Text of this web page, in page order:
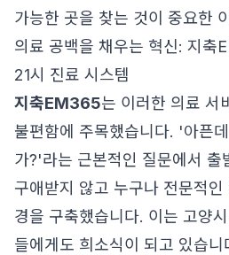
가능한 곳을 찾는 것이 중요한
의료 공백을 채우는 혁신: 지
21시 진료 시스템
지축EM365는 이러한 의료 서
불편함에 주목했습니다. '아픈
가?'라는 근본적인 질문에서 출
구애받지 않고 누구나 전문적
경을 구축했습니다. 이는 고양
들에게도 희소식이 되고 있습니